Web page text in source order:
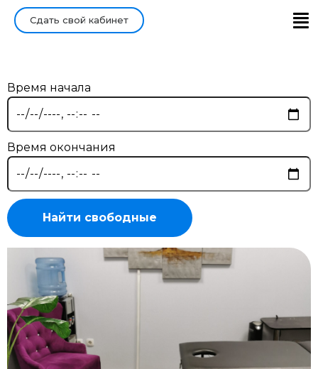
Сдать свой кабинет
Время начала
Время окончания
Найти свободные